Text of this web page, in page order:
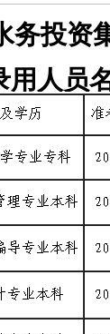
务投资
用人员